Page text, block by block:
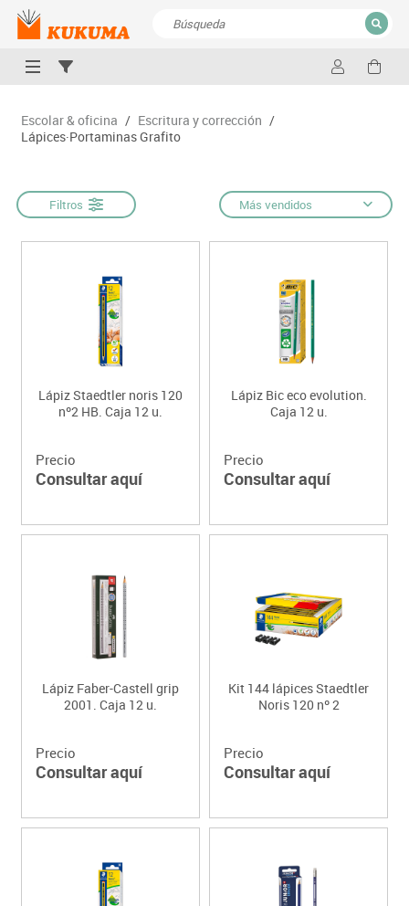
CERRAR
Escolar & oficina / Escritura y corrección /
Lápices·Portaminas Grafito
Filtros Más vendidos
Lápiz Staedtler noris 120
nº2 HB. Caja 12 u.
Precio
Consultar aquí
Lápiz Bic eco evolution.
Caja 12 u.
Precio
Consultar aquí
Lápiz Faber-Castell grip
2001. Caja 12 u.
Precio
Consultar aquí
Kit 144 lápices Staedtler
Noris 120 nº 2
Precio
Consultar aquí